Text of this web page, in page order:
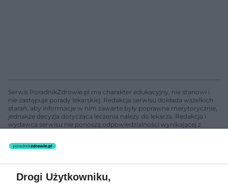
Serwis PoradnikZdrowie.pl ma charakter edukacyjny, nie stanowi i
nie zastępuje porady lekarskiej. Redakcja serwisu dokłada wszelkich
starań, aby informacje w nim zawarte były poprawne merytorycznie,
jednakże decyzja dotycząca leczenia należy do lekarza. Redakcja i
wydawca serwisu nie ponoszą odpowiedzialności wynikającej z
świadczeń zdrowotnych w rozumieniu art. 3 ust 1 ustawy o
Drogi Użytkowniku,